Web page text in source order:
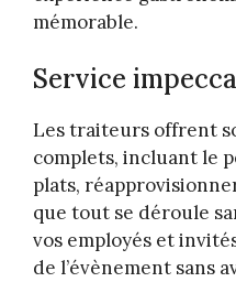
mémorable.
Service
Les traiteurs offrent
complets, incluant le
plats,
que tout se déroule
vos employés et
de l’évènement sans